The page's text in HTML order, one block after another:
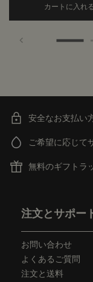
カートに入れ
安全なお支払い
ご希望に応じて
無料のギフトラ
注文とサポー
お問い合わせ
よくあるご質問
注文と送料